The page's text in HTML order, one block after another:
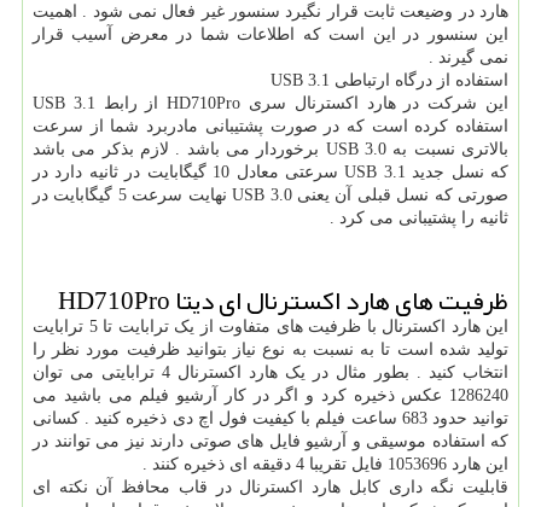
هارد در وضیعت ثابت قرار نگیرد سنسور غیر فعال نمی شود . اهمیت
این سنسور در این است که اطلاعات شما در معرض آسیب قرار
نمی گیرند .
استفاده از درگاه ارتباطی USB 3.1
این شرکت در هارد اکسترنال سری HD710Pro از رابط USB 3.1
استفاده کرده است که در صورت پشتیبانی مادربرد شما از سرعت
بالاتری نسبت به USB 3.0 برخوردار می باشد . لازم بذکر می باشد
که نسل جدید USB 3.1 سرعتی معادل 10 گیگابایت در ثانیه دارد در
صورتی که نسل قبلی آن یعنی USB 3.0 نهایت سرعت 5 گیگابایت در
ثانیه را پشتیبانی می کرد .
ظرفیت های هارد اکسترنال ای دیتا HD710Pro
این هارد اکسترنال با ظرفیت های متفاوت از یک ترابایت تا 5 ترابایت
تولید شده است تا به نسبت به نوع نیاز بتوانید ظرفیت مورد نظر را
انتخاب کنید . بطور مثال در یک هارد اکسترنال 4 ترابایتی می توان
1286240 عکس ذخیره کرد و اگر در کار آرشیو فیلم می باشید می
توانید حدود 683 ساعت فیلم با کیفیت فول اچ دی ذخیره کنید . کسانی
که استفاده موسیقی و آرشیو فایل های صوتی دارند نیز می توانند در
این هارد 1053696 فایل تقریبا 4 دقیقه ای ذخیره کنند .
قابلیت نگه داری کابل هارد اکسترنال در قاب محافظ آن نکته ای